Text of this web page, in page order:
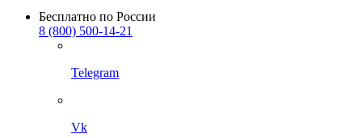
Бесплатно по России
8 (800) 500-14-21
Telegram
Vk